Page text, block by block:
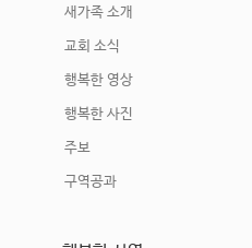
새가족 소개
교회 소식
행복한 영상
행복한 사진
주보
구역공과